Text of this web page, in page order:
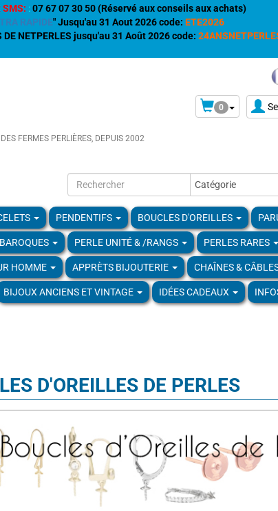
SMS: : 07 67 07 30 50 (Réservé aux conseils aux achats)
RAPIDE" Jusqu'au 31 Aout 2026 code: ETE2026
DE NETPERLES jusqu'au 31 Août 2026 code:
FERMES PERLIÈRES, DEPUIS 2002
0
PENDENTIFS BOUCLES D'OREILLES
PERLE UNITÉ & /RANGS PERLES RARES
HOMME APPRÈTS BIJOUTERIE CHAÎNES &
BIJOUX ANCIENS ET VINTAGE IDÉES CADEAUX
D'OREILLES DE PERLES